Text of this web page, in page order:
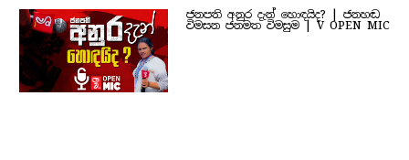
ජනපති අනුර දැන් හොඳයිද? | ජනහඬ
විමසන ජනමත විමසුම | V OPEN MIC